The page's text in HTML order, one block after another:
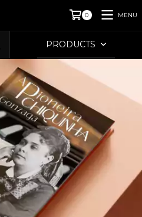
0 MENU
PRODUCTS